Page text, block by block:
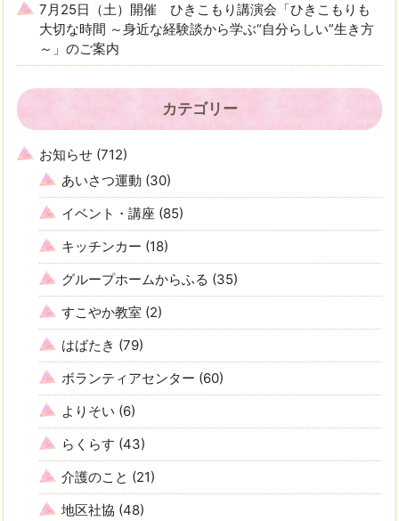
7月25日（土）開催 ひきこもり講演会「ひきこもりも
大切な時間 ～身近な経験談から学ぶ“自分らしい”生き方
～」のご案内
カテゴリー
お知らせ (712)
あいさつ運動 (30)
イベント・講座 (85)
キッチンカー (18)
グループホームからふる (35)
すこやか教室 (2)
はばたき (79)
ボランティアセンター (60)
よりそい (6)
らくらす (43)
介護のこと (21)
地区社協 (48)